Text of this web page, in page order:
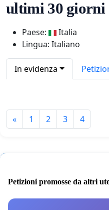
ultimi 30 giorni
Paese:
Italia
Lingua: Italiano
In evidenza
« 1 2 3 4
Petizioni promosse da altri